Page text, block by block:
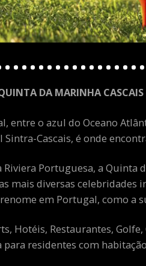
DA MARINHA CASCAIS
entre o azul do Oceano
Cascais, é onde
Portuguesa, a Quinta
mais diversas celebridades
em Portugal, como a
Hotéis, Restaurantes,
residentes com